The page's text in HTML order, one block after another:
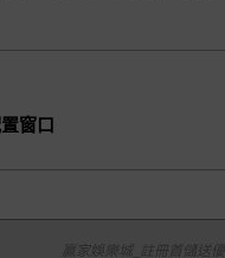
窗口
贏家娛樂城_註冊首儲送